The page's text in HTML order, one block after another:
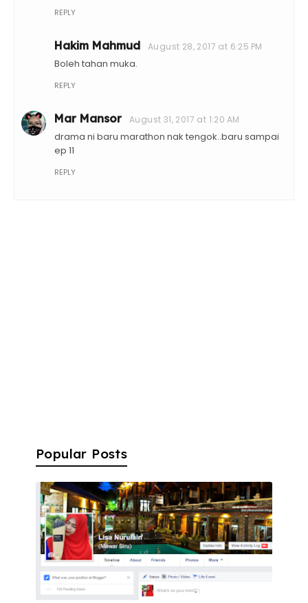
REPLY
Hakim Mahmud August 28, 2017 at 6:25 PM
Boleh tahan muka.
REPLY
Mar Mansor August 31, 2017 at 1:20 AM
drama ni baru marathon nak tengok..baru sampai
ep 11
REPLY
Popular Posts